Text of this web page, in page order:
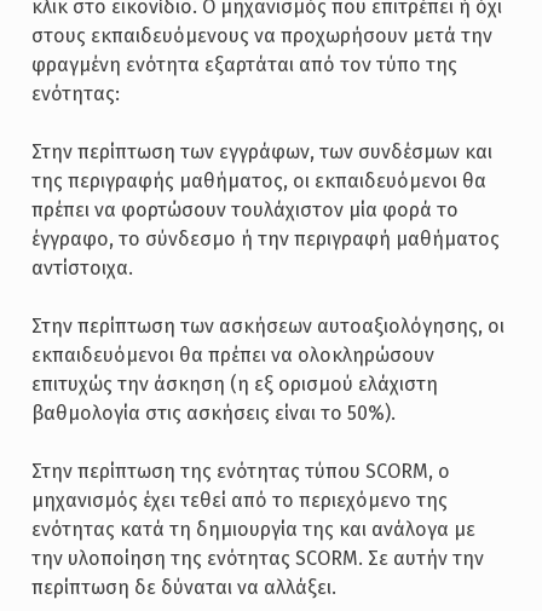
κλικ στο εικονίδιο. Ο μηχανισμός που επιτρέπει ή όχι
στους εκπαιδευόμενους να προχωρήσουν μετά την
φραγμένη ενότητα εξαρτάται από τον τύπο της
ενότητας:
Στην περίπτωση των εγγράφων, των συνδέσμων και
της περιγραφής μαθήματος, οι εκπαιδευόμενοι θα
πρέπει να φορτώσουν τουλάχιστον μία φορά το
έγγραφο, το σύνδεσμο ή την περιγραφή μαθήματος
αντίστοιχα.
Στην περίπτωση των ασκήσεων αυτοαξιολόγησης, οι
εκπαιδευόμενοι θα πρέπει να ολοκληρώσουν
επιτυχώς την άσκηση (η εξ ορισμού ελάχιστη
βαθμολογία στις ασκήσεις είναι το 50%).
Στην περίπτωση της ενότητας τύπου SCORM, ο
μηχανισμός έχει τεθεί από το περιεχόμενο της
ενότητας κατά τη δημιουργία της και ανάλογα με
την υλοποίηση της ενότητας SCORM. Σε αυτήν την
περίπτωση δε δύναται να αλλάξει.